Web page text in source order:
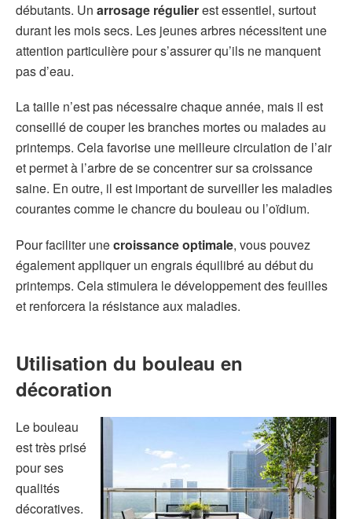
débutants. Un arrosage régulierest essentiel, surtout
durant les mois secs. Les jeunes arbres nécessitent une
attention particulière pour s’assurer qu’ils ne manquent
pas d’eau.
La taille n’est pas nécessaire chaque année, mais il est
conseillé de couper les branches mortes ou malades au
printemps. Cela favorise une meilleure circulation de l’air
et permet à l’arbre de se concentrer sur sa croissance
saine. En outre, il est important de surveiller les maladies
courantes comme le chancre du bouleau ou l’oïdium.
Pour faciliter unecroissance optimale, vous pouvez
également appliquer un engrais équilibré au début du
printemps. Cela stimulera le développement des feuilles
et renforcera la résistance aux maladies.
Utilisation du bouleau en
décoration
Le bouleau
est très prisé
pour ses
qualités
décoratives.